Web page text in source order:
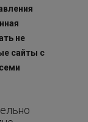
не
сайты с